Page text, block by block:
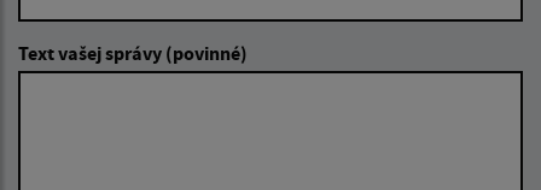
Text vašej správy (povinné)